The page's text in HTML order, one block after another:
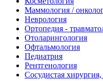
Маммология /
Неврология
Ортопедия -
Отоларингология
Офтальмология
Педиатрия
Рентгенология
Сосудистая